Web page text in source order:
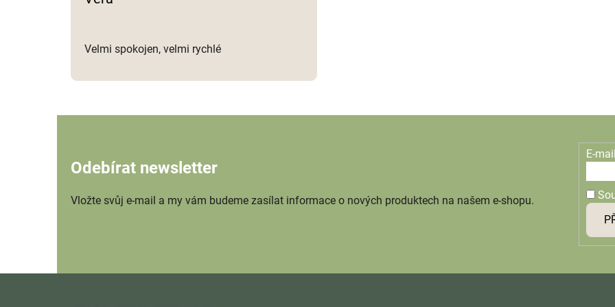
Velmi spokojen, velmi rychlé
Odebírat newsletter
Vložte svůj e-mail a my vám budeme zasílat informace o nových produktech na našem e-shopu.
E-